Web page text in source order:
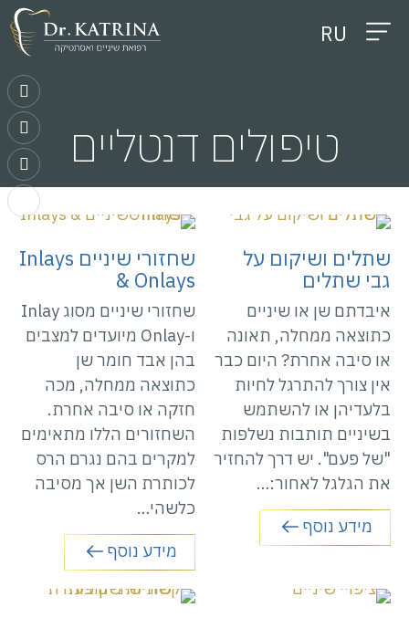
RU
טיפולים דנטליים
שתלים ושיקום על
גבי שתלים
איבדתם שן או שיניים
כתוצאה ממחלה, תאונה
או סיבה אחרת? היום כבר
אין צורך להתרגל לחיות
בלעדיהן או להשתמש
בשיניים תותבות נשלפות
"של פעם". יש דרך להחזיר
את הגלגל לאחור:…
מידע נוסף
שחזורי שיניים Inlays
& Onlays
שחזורי שיניים מסוג Inlay
ו-Onlay מיועדים למצבים
בהן אבד חומר שן
כתוצאה ממחלה, מכה
חזקה או סיבה אחרת.
השחזורים הללו מתאימים
למקרים בהם נגרם הרס
לכותרת השן אך מסיבה
כלשהי…
מידע נוסף